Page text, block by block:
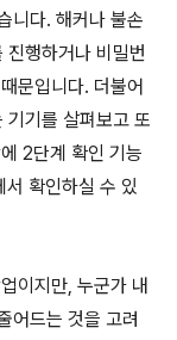
니다. 해커나 불손
행하거나 비밀번
문입니다. 더불어
기를 살펴보고 또
2단계 확인 기능
서 확인하실 수 있
이지만, 누군가 내
어드는 것을 고려